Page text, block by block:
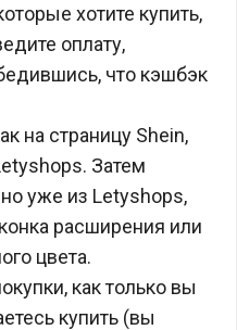
хотите купить,
оплату,
что кэшбэк
на страницу Shein,
Затем
уже из Letyshops,
расширения или
цвета.
как только вы
купить (вы